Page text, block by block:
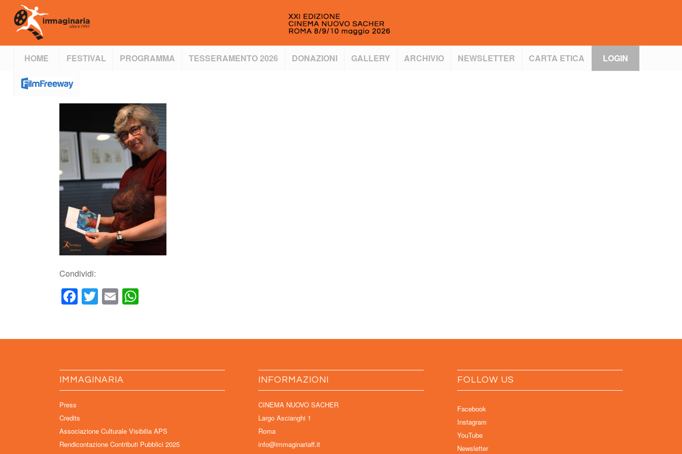
HOME FESTIVAL PROGRAMMA TESSERAMENTO 2026 DONAZIONI GALLERY ARCHIVIO NEWSLETTER CARTA ETICA LOGIN
Condividi:
Facebook
Twitter
Email
IMMAGINARIA
Press
Credits
Associazione Culturale Visibilia APS
Rendicontazione Contributi Pubblici 2025
INFORMAZIONI
CINEMA NUOVO SACHER
Largo Ascianghi 1
Roma
info@immaginariaff.it
FOLLOW US
Facebook
Instagram
YouTube
Newsletter